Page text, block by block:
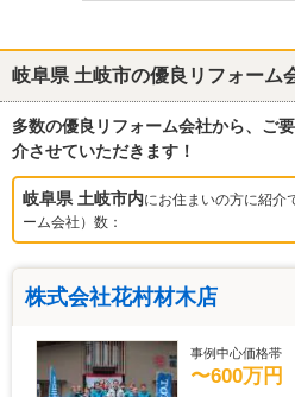
岐阜県 土岐市の優良リフォーム
多数の優良リフォーム会社から、ご
介させていただきます！
岐阜県 土岐市内にお住まいの方に紹介
ーム会社）数：
株式会社花村材木店
事例中心価格帯
〜600万円